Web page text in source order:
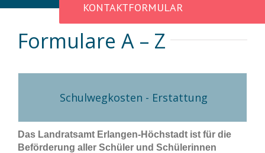
KONTAKTFORMULAR
Formulare A – Z
Schulwegkosten - Erstattung
Das Landratsamt Erlangen-Höchstadt ist für die
Beförderung aller Schüler und Schülerinnen